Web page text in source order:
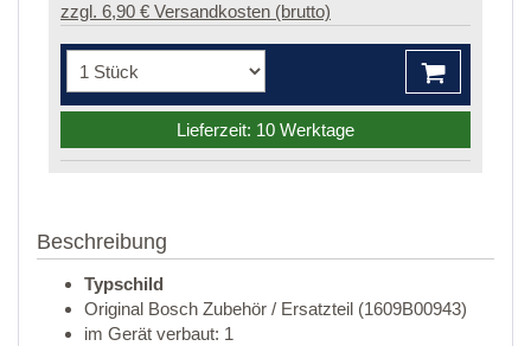
zzgl. 6,90 € Versandkosten (brutto)
Lieferzeit: 10 Werktage
Beschreibung
Typschild
Original Bosch Zubehör / Ersatzteil (1609B00943)
im Gerät verbaut: 1